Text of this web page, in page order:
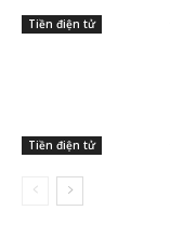
Tiền điện tử
Tiền điện tử